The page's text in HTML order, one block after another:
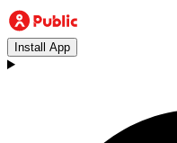
Install App